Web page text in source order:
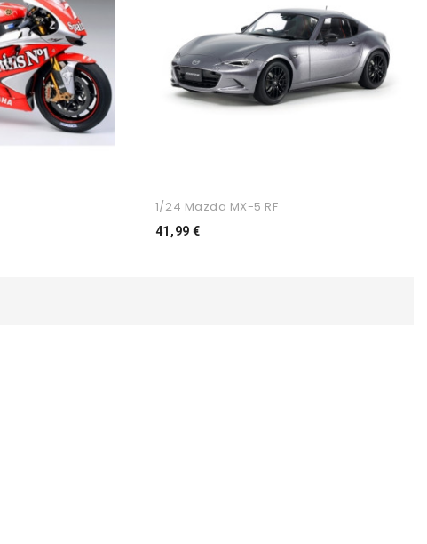
1/24 Mazda MX-5 RF
41,99 €Preço